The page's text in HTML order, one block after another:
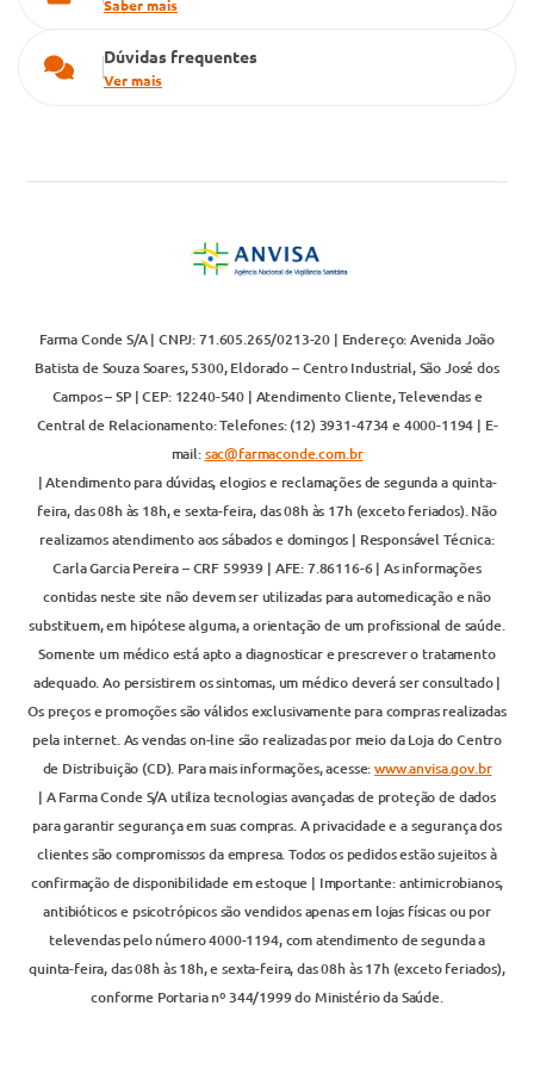
Saber mais
Dúvidas frequentes
Ver mais
Farma Conde S/A | CNPJ: 71.605.265/0213-20 | Endereço: Avenida João
Batista de Souza Soares, 5300, Eldorado – Centro Industrial, São José dos
Campos – SP | CEP: 12240-540 | Atendimento Cliente, Televendas e
Central de Relacionamento: Telefones: (12) 3931-4734 e 4000-1194 | E-
mail:sac@farmaconde.com.br
| Atendimento para dúvidas, elogios e reclamações de segunda a quinta-
feira, das 08h às 18h, e sexta-feira, das 08h às 17h (exceto feriados). Não
realizamos atendimento aos sábados e domingos | Responsável Técnica:
Carla Garcia Pereira – CRF 59939 | AFE: 7.86116-6 | As informações
contidas neste site não devem ser utilizadas para automedicação e não
substituem, em hipótese alguma, a orientação de um profissional de saúde.
Somente um médico está apto a diagnosticar e prescrever o tratamento
adequado. Ao persistirem os sintomas, um médico deverá ser consultado |
Os preços e promoções são válidos exclusivamente para compras realizadas
pela internet. As vendas on-line são realizadas por meio da Loja do Centro
de Distribuição (CD). Para mais informações, acesse:www.anvisa.gov.br
| A Farma Conde S/A utiliza tecnologias avançadas de proteção de dados
para garantir segurança em suas compras. A privacidade e a segurança dos
clientes são compromissos da empresa. Todos os pedidos estão sujeitos à
confirmação de disponibilidade em estoque | Importante: antimicrobianos,
antibióticos e psicotrópicos são vendidos apenas em lojas físicas ou por
televendas pelo número 4000-1194, com atendimento de segunda a
quinta-feira, das 08h às 18h, e sexta-feira, das 08h às 17h (exceto feriados),
conforme Portaria nº 344/1999 do Ministério da Saúde.